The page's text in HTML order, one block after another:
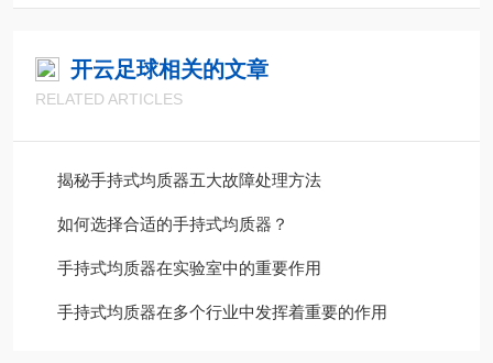
开云足球相关的文章
RELATED ARTICLES
揭秘手持式均质器五大故障处理方法
如何选择合适的手持式均质器？
手持式均质器在实验室中的重要作用
手持式均质器在多个行业中发挥着重要的作用